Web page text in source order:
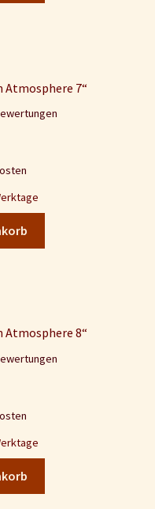
Atmosphere 7“
Atmosphere 8“